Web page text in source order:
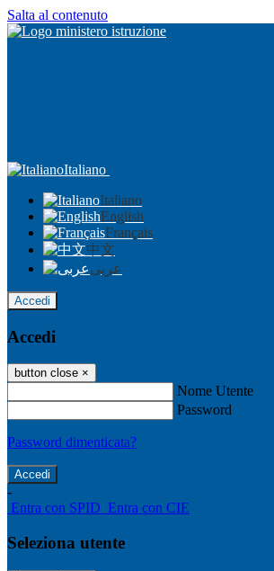
Salta al contenuto
Italiano
Italiano
English
Français
中文
عربى
Accedi
Accedi
button close ×
Nome Utente
Password
Password dimenticata?
-
Entra con SPID Entra con CIE
Seleziona utente